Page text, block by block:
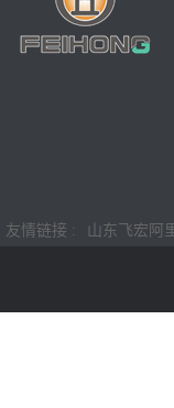
友情链接 : 山东飞宏阿